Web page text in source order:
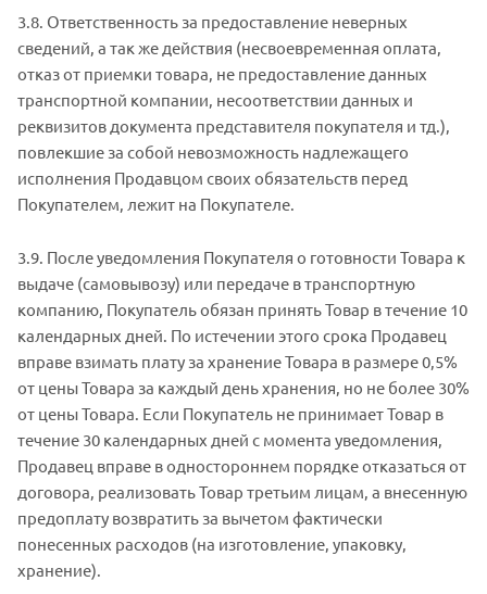
3.8. Ответственность за предоставление неверных
сведений, а так же действия (несвоевременная оплата,
отказ от приемки товара, не предоставление данных
транспортной компании, несоответствии данных и
реквизитов документа представителя покупателя и тд.),
повлекшие за собой невозможность надлежащего
исполнения Продавцом своих обязательств перед
Покупателем, лежит на Покупателе.
3.9. После уведомления Покупателя о готовности Товара к
выдаче (самовывозу) или передаче в транспортную
компанию, Покупатель обязан принять Товар в течение 10
календарных дней. По истечении этого срока Продавец
вправе взимать плату за хранение Товара в размере 0,5%
от цены Товара за каждый день хранения, но не более 30%
от цены Товара. Если Покупатель не принимает Товар в
течение 30 календарных дней с момента уведомления,
Продавец вправе в одностороннем порядке отказаться от
договора, реализовать Товар третьим лицам, а внесенную
предоплату возвратить за вычетом фактически
понесенных расходов (на изготовление, упаковку,
хранение).